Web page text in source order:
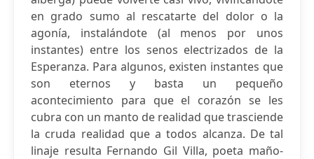
en grado sumo al rescatarte del dolor o la
agonía, instalándote (al menos por unos
instantes) entre los senos electrizados de la
Esperanza. Para algunos, existen instantes que
son eternos y basta un pequeño
acontecimiento para que el corazón se les
cubra con un manto de realidad que trasciende
la cruda realidad que a todos alcanza. De tal
linaje resulta Fernando Gil Villa, poeta maño-